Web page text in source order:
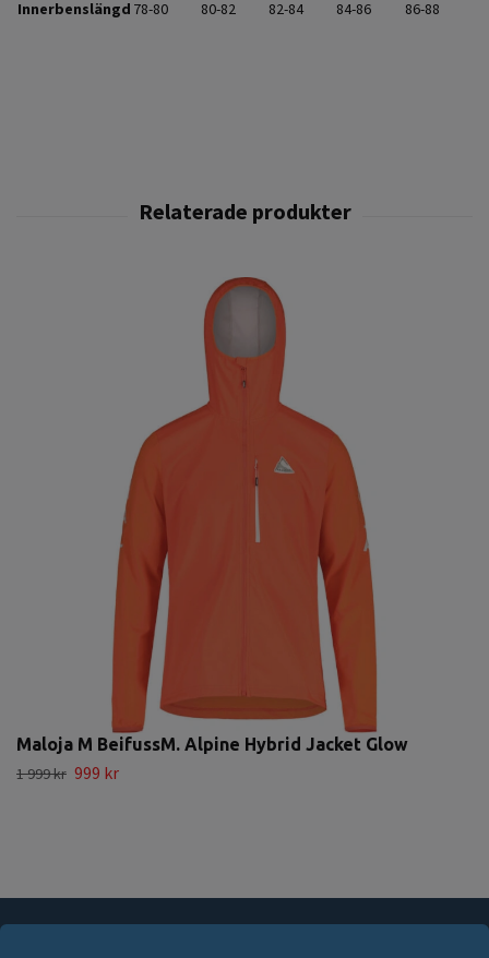
Innerbenslängd 78-80 80-82 82-84 84-86 86-88
Maloja M BeifussM. Alpine Hybrid Jacket Glow
1 999 kr 999 kr